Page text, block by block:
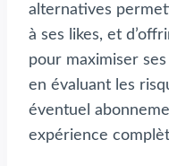
alternatives
à ses likes, et
pour maximiser
en évaluant les
éventuel
expérience